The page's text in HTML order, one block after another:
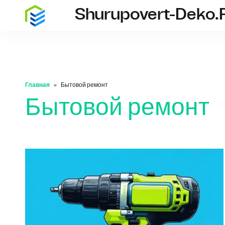
Shurupovert-
Главная Бытовой ремонт
Бытовой ремонт